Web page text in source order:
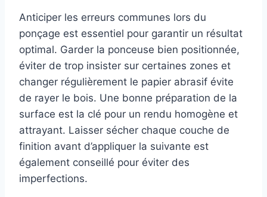
Anticiper les erreurs communes lors du
ponçage est essentiel pour garantir un résultat
optimal. Garder la ponceuse bien positionnée,
éviter de trop insister sur certaines zones et
changer régulièrement le papier abrasif évite
de rayer le bois. Une bonne préparation de la
surface est la clé pour un rendu homogène et
attrayant. Laisser sécher chaque couche de
finition avant d’appliquer la suivante est
également conseillé pour éviter des
imperfections.